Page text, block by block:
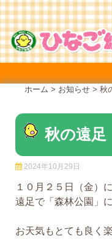
Skip
to
content
ホーム > お知らせ > 秋
秋の遠足
2024年10月29日
１０月２５日（金）
遠足で「森林公園」
お天気もとても良く